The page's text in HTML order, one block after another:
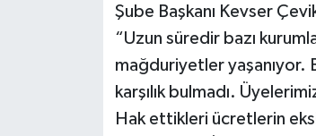
Şube Başkanı Kevser
“Uzun süredir bazı
mağduriyetler yaşanıyor.
karşılık bulmadı.
Hak ettikleri ücretlerin